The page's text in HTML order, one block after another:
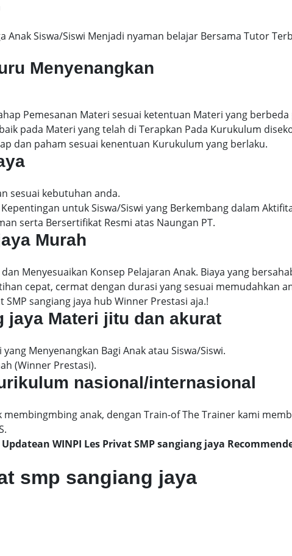
Anak Siswa/Siswi Menjadi nyaman belajar Bersama Tutor
Menyenangkan
Pemesanan Materi sesuai ketentuan Materi yang
pada Materi yang telah di Terapkan Pada Kurukulum
dan paham sesuai kenentuan Kurukulum yang berlaku.
sesuai kebutuhan anda.
untuk Siswa/Siswi yang Berkembang dalam
serta Bersertifikat Resmi atas Naungan PT.
Murah
Menyesuaikan Konsep Pelajaran Anak. Biaya yang
cepat, cermat dengan durasi yang sesuai memudahkan
sangiang jaya hub Winner Prestasi aja.!
jaya Materi jitu dan akurat
Menyenangkan Bagi Anak atau Siswa/Siswi.
(Winner Prestasi).
nasional/internasional
anak, dengan Train-of The Trainer kami
WINPI Les Privat SMP sangiang jaya
smp sangiang jaya